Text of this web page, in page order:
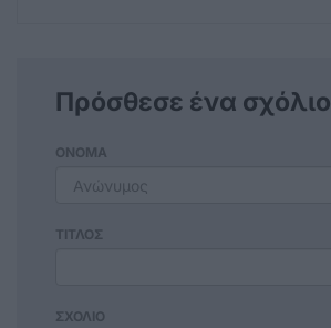
Πρόσθεσε ένα σχόλιο
ΟΝΟΜΑ
ΤΙΤΛΟΣ
ΣΧΟΛΙΟ